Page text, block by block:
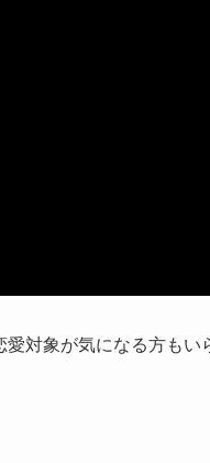
対象が気になる方もい